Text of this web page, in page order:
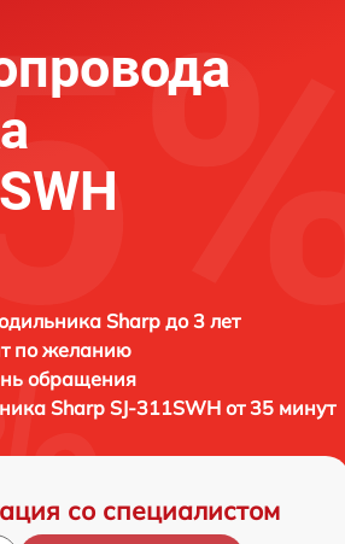
Sharp до 3 лет
по желанию
обращения
Sharp SJ-311SWH от 35 минут
со специалистом